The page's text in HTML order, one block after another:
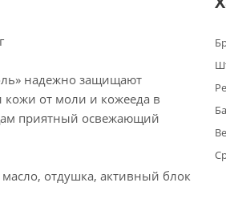
надежно защищают
кожи от моли и кожееда в
приятный освежающий
отдушка, активный блок